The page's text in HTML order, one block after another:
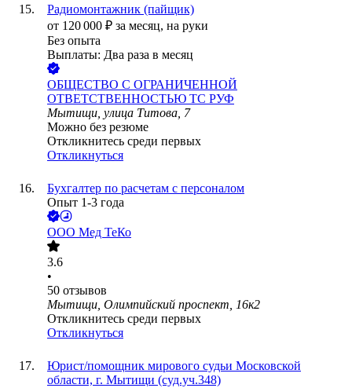
Радиомонтажник (пайщик)
от 120 000 ₽ за месяц, на руки
Без опыта
Выплаты: Два раза в месяц
ОБЩЕСТВО С ОГРАНИЧЕННОЙ
ОТВЕТСТВЕННОСТЬЮ ТС РУФ
Мытищи, улица Титова, 7
Можно без резюме
Откликнитесь среди первых
Откликнуться
Бухгалтер по расчетам с персоналом
Опыт 1-3 года
ООО Мед ТеКо
3.6
•
50 отзывов
Мытищи, Олимпийский проспект, 16к2
Откликнитесь среди первых
Откликнуться
Юрист/помощник мирового судьи Московской
области, г. Мытищи (суд.уч.348)